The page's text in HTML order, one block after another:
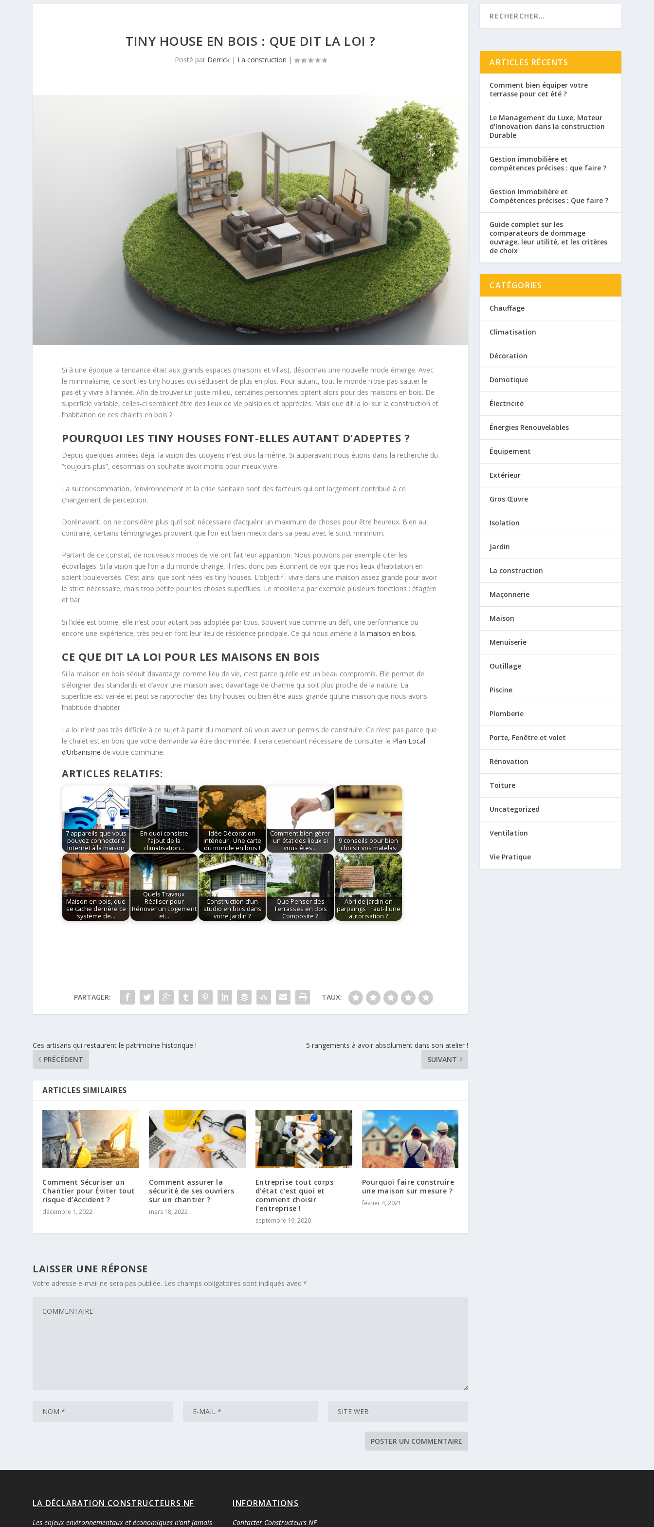
TINY HOUSE EN BOIS : QUE DIT LA LOI ?
Posté par Derrick| La construction |
Si à une époque la tendance était aux grands espaces (maisons et villas), désormais une nouvelle mode émerge. Avec
le minimalisme, ce sont les tiny houses qui séduisent de plus en plus. Pour autant, tout le monde n’ose pas sauter le
pas et y vivre à l’année. Afin de trouver un juste milieu, certaines personnes optent alors pour des maisons en bois. De
superficie variable, celles-ci semblent être des lieux de vie paisibles et appréciés. Mais que dit la loi sur la construction et
l’habitation de ces chalets en bois ?
​POURQUOI LES TINY HOUSES FONT-ELLES AUTANT D’ADEPTES ?
Depuis quelques années déjà, la vision des citoyens n’est plus la même. Si auparavant nous étions dans la recherche du
“toujours plus”, désormais on souhaite avoir moins pour mieux vivre.
La surconsommation, l’environnement et la crise sanitaire sont des facteurs qui ont largement contribué à ce
changement de perception.
Dorénavant, on ne considère plus qu’il soit nécessaire d’acquérir un maximum de choses pour être heureux. Bien au
contraire, certains témoignages prouvent que l’on est bien mieux dans sa peau avec le strict minimum.
Partant de ce constat, de nouveaux modes de vie ont fait leur apparition. Nous pouvons par exemple citer les
écovillages. Si la vision que l’on a du monde change, il n’est donc pas étonnant de voir que nos lieux d’habitation en
soient bouleversés. C’est ainsi que sont nées les tiny houses. L’objectif : vivre dans une maison assez grande pour avoir
le strict nécessaire, mais trop petite pour les choses superflues. Le mobilier a par exemple plusieurs fonctions : étagère
et bar.
Si l’idée est bonne, elle n’est pour autant pas adoptée par tous. Souvent vue comme un défi, une performance ou
encore une expérience, très peu en font leur lieu de résidence principale. Ce qui nous amène à lamaison en bois.
​CE QUE DIT LA LOI POUR LES MAISONS EN BOIS
Si la maison en bois séduit davantage comme lieu de vie, c’est parce qu’elle est un beau compromis. Elle permet de
s’éloigner des standards et d’avoir une maison avec davantage de charme qui soit plus proche de la nature. La
superficie est variée et peut se rapprocher des tiny houses ou bien être aussi grande qu’une maison que nous avons
l’habitude d’habiter.
La loi n’est pas très difficile à ce sujet à partir du moment où vous avez un permis de construire. Ce n’est pas parce que
le chalet est en bois que votre demande va être discriminée. Il sera cependant nécessaire de consulter le Plan Local
d’Urbanisme de votre commune.
ARTICLES RELATIFS:
7 appareils que vous
pouvez connecter à
Internet à la maison
En quoi consiste
l'ajout de la
climatisation…
Idée Décoration
intérieur : Une carte
du monde en bois !
Comment bien gérer
un état des lieux si
vous êtes…
9 conseils pour bien
choisir vos matelas
Maison en bois, que
se cache derrière ce
système de…
Quels Travaux
Réaliser pour
Rénover un Logement
et…
Construction d’un
studio en bois dans
votre jardin ?
Que Penser des
Terrasses en Bois
Composite ?
Abri de jardin en
parpaings : Faut-il une
autorisation ?
PARTAGER: TAUX:
Ces artisans qui restaurent le patrimoine historique !
PRÉCÉDENT
5 rangements à avoir absolument dans son atelier !
SUIVANT
ARTICLES SIMILAIRES
Comment Sécuriser un
Chantier pour Éviter tout
risque d’Accident ?
décembre 1, 2022
Comment assurer la
sécurité de ses ouvriers
sur un chantier ?
mars 18, 2022
Entreprise tout corps
d’état c’est quoi et
comment choisir
l’entreprise !
septembre 19, 2020
Pourquoi faire construire
une maison sur mesure ?
février 4, 2021
LAISSER UNE RÉPONSE
Votre adresse e-mail ne sera pas publiée. Les champs obligatoires sont indiqués avec*
ARTICLES RÉCENTS
Comment bien équiper votre
terrasse pour cet été ?
Le Management du Luxe, Moteur
d’Innovation dans la construction
Durable
Gestion immobilière et
compétences précises : que faire ?
Gestion Immobilière et
Compétences précises : Que faire ?
Guide complet sur les
comparateurs de dommage
ouvrage, leur utilité, et les critères
de choix
CATÉGORIES
Chauffage
Climatisation
Décoration
Domotique
Électricité
Énergies Renouvelables
Équipement
Extérieur
Gros Œuvre
Isolation
Jardin
La construction
Maçonnerie
Maison
Menuiserie
Outillage
Piscine
Plomberie
Porte, Fenêtre et volet
Rénovation
Toiture
Uncategorized
Ventilation
Vie Pratique
LA DÉCLARATION CONSTRUCTEURS NF
Les enjeux environnementaux et économiques n’ont jamais
INFORMATIONS
Contacter Constructeurs NF